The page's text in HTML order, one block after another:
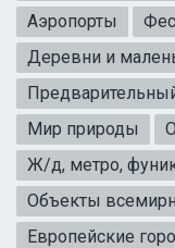
Аэропорты
Деревни и
Мир природы
Ж/д, метро,
Объекты
Европейские